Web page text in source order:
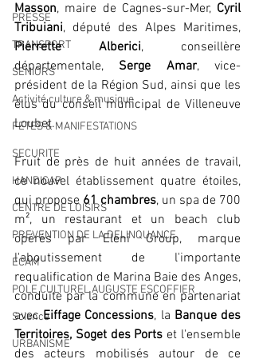
PRESSE
TRANSPORT
SENIORS
Activité culture & musique
FETES & MANIFESTATIONS
SECURITE
HANDICAP
CENTRE DE LOISIRS
PREVENTION DE LA DELINQUANCE
ECAM
POLE CULTUREL AUGUSTE ESCOFFIER
Science
URBANISME
Masson, maire de Cagnes-sur-Mer, Cyril
Tribuiani
Pierrette Alberici, conseillère
départementale, Serge Amar, vice-
président de la Région Sud, ainsi que les
élus du conseil municipal de Villeneuve
Loubet.
Fruit de près de huit années de travail,
ce nouvel établissement quatre étoiles,
qui propose 61 chambres, un spa de 700
m², un restaurant et un beach club
opérés par Eleni Group, marque
l'aboutissement de l'importante
requalification de Marina Baie des Anges,
conduite par la commune en partenariat
avec Eiffage Concessions, la Banque des
Territoires, Soget des Ports et l'ensemble
des acteurs mobilisés autour de ce